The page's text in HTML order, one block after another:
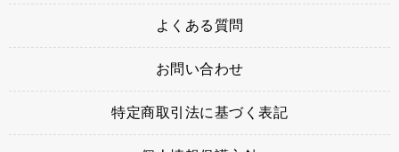
よくある質問
お問い合わせ
特定商取引法に基づく表記